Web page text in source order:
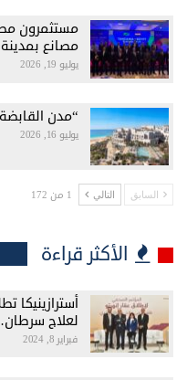
مستثمرون
مصانع
يوليو 19, 2026
“مدن
يوليو 16, 2026
السابق التالي 1 من 172
الأكثر قراءة
لعلاج
فبراير 8, 2024